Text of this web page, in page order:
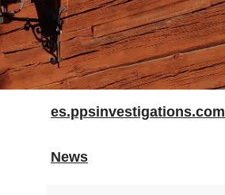
es.ppsinvestigations.com
News